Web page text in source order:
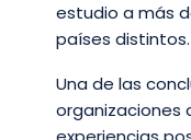
estudio a más
países distintos.
Una de las
organizaciones